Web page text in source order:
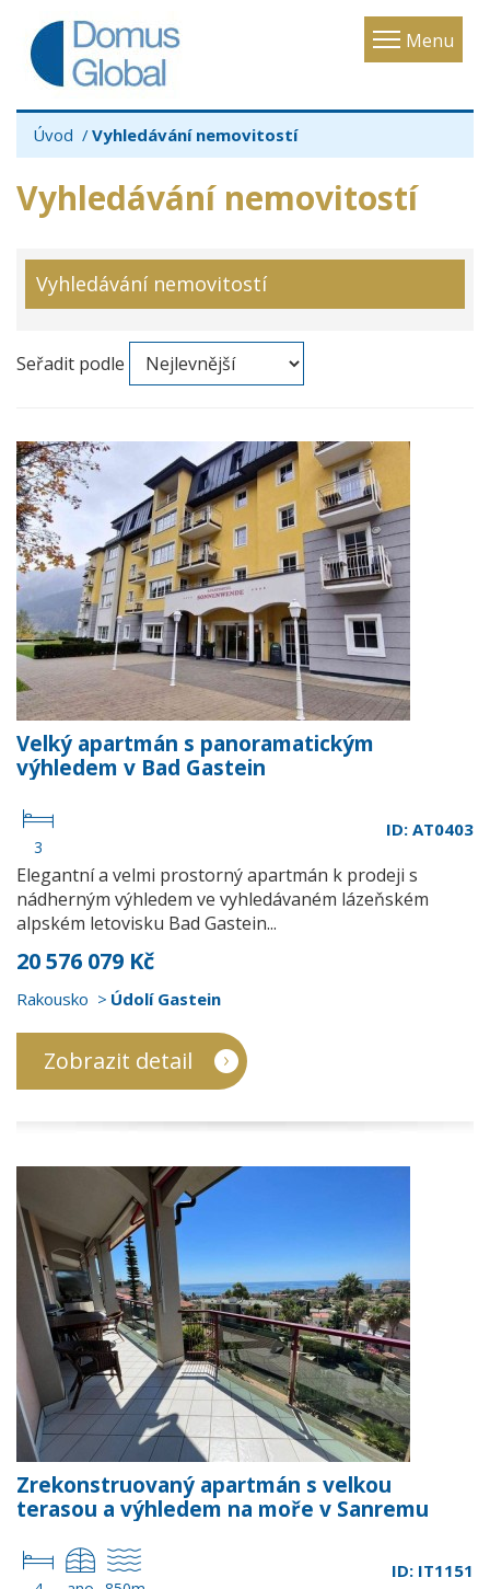
Menu
Toggle
Úvod Vyhledávání nemovitostí
Vyhledávání nemovitostí
Vyhledávání nemovitostí
Seřadit podle
Velký apartmán s panoramatickým
výhledem v Bad Gastein
3
ID: AT0403
Elegantní a velmi prostorný apartmán k prodeji s
nádherným výhledem ve vyhledávaném lázeňském
alpském letovisku Bad Gastein...
20 576 079 Kč
Rakousko Údolí Gastein
Zobrazit detail
Zrekonstruovaný apartmán s velkou
terasou a výhledem na moře v Sanremu
ID: IT1151